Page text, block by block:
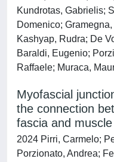
Kundrotas, Gabrielis;
Domenico;
Kashyap, Rudra; De
Baraldi, Eugenio;
Raffaele; Muraca,
Myofascial
the connection
fascia and muscle
2024 Pirri, Carmelo;
Porzionato, Andrea;